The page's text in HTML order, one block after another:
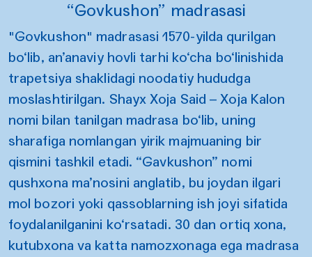
“Govkushon” madrasasi
"Govkushon" madrasasi 1570-yilda qurilgan
bo‘lib, an’anaviy hovli tarhi ko‘cha bo‘linishida
trapetsiya shaklidagi noodatiy hududga
moslashtirilgan. Shayx Xoja Said – Xoja Kalon
nomi bilan tanilgan madrasa bo‘lib, uning
sharafiga nomlangan yirik majmuaning bir
qismini tashkil etadi. “Gavkushon” nomi
qushxona ma’nosini anglatib, bu joydan ilgari
mol bozori yoki qassoblarning ish joyi sifatida
foydalanilganini ko‘rsatadi. 30 dan ortiq xona,
kutubxona va katta namozxonaga ega madrasa